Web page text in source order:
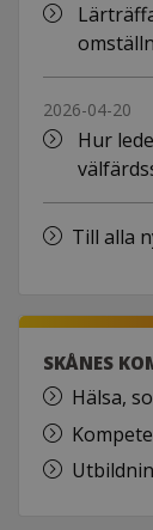
2026-04-20
Hur
Till alla
SKÅNES
Hälsa,